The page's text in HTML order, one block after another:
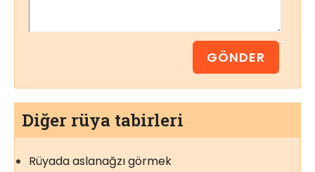
Diğer rüya tabirleri
Rüyada aslanağzı görmek